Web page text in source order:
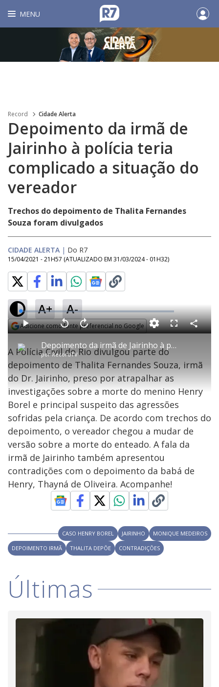
MENU
Record Cidade Alerta
Depoimento da irmã de
Jairinho à polícia teria
complicado a situação do
vereador
Trechos do depoimento de Thalita Fernandes
Souza foram divulgados
CIDADE ALERTA | Do R7
15/04/2021 - 21H57 (ATUALIZADO EM 31/03/2024 - 01H32)
A+ A-
Adicione como fonte preferencial no Google
P
l
a
y
V
i
d
e
o
Depoimento da irmã de Jairinho à polícia teria complicado a situação do vereador
por RecordTV
P V
t
a
r
1
0
e
g
s
A
n
ç
a
r
1
s
e
u
n
o
s
M
u
d
o
L
o
a
d
e
:
0
.
7
0
%
F
l
e
C
o
i
l
A Polícia Civil do Rio divulgou parte do
depoimento de Thalita Fernandes Souza, irmã
do Dr. Jairinho, preso por atrapalhar as
investigações sobre a morte do menino Henry
Borel e principal suspeito das agressões
sofridas pela criança. De acordo com trechos do
depoimento, o vereador chegou a mudar de
versão sobre a morte do enteado. A fala da
irmã de Jairinho também apresentou
contradições com o depoimento da babá de
Henry, Thayná de Oliveira. Acompanhe!
CASO HENRY BOREL JAIRINHO
MONIQUE MEDEIROS
DEPOIMENTO IRMÃ
THALITA DEPÕE CONTRADIÇÕES
Últimas